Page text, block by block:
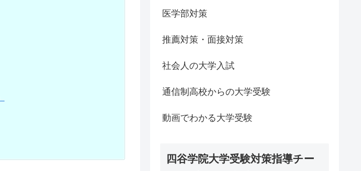
医学部対策
推薦対策・面接対策
社会人の大学入試
通信制高校からの大学受験
動画でわかる大学受験
四谷学院大学受験対策指導チー